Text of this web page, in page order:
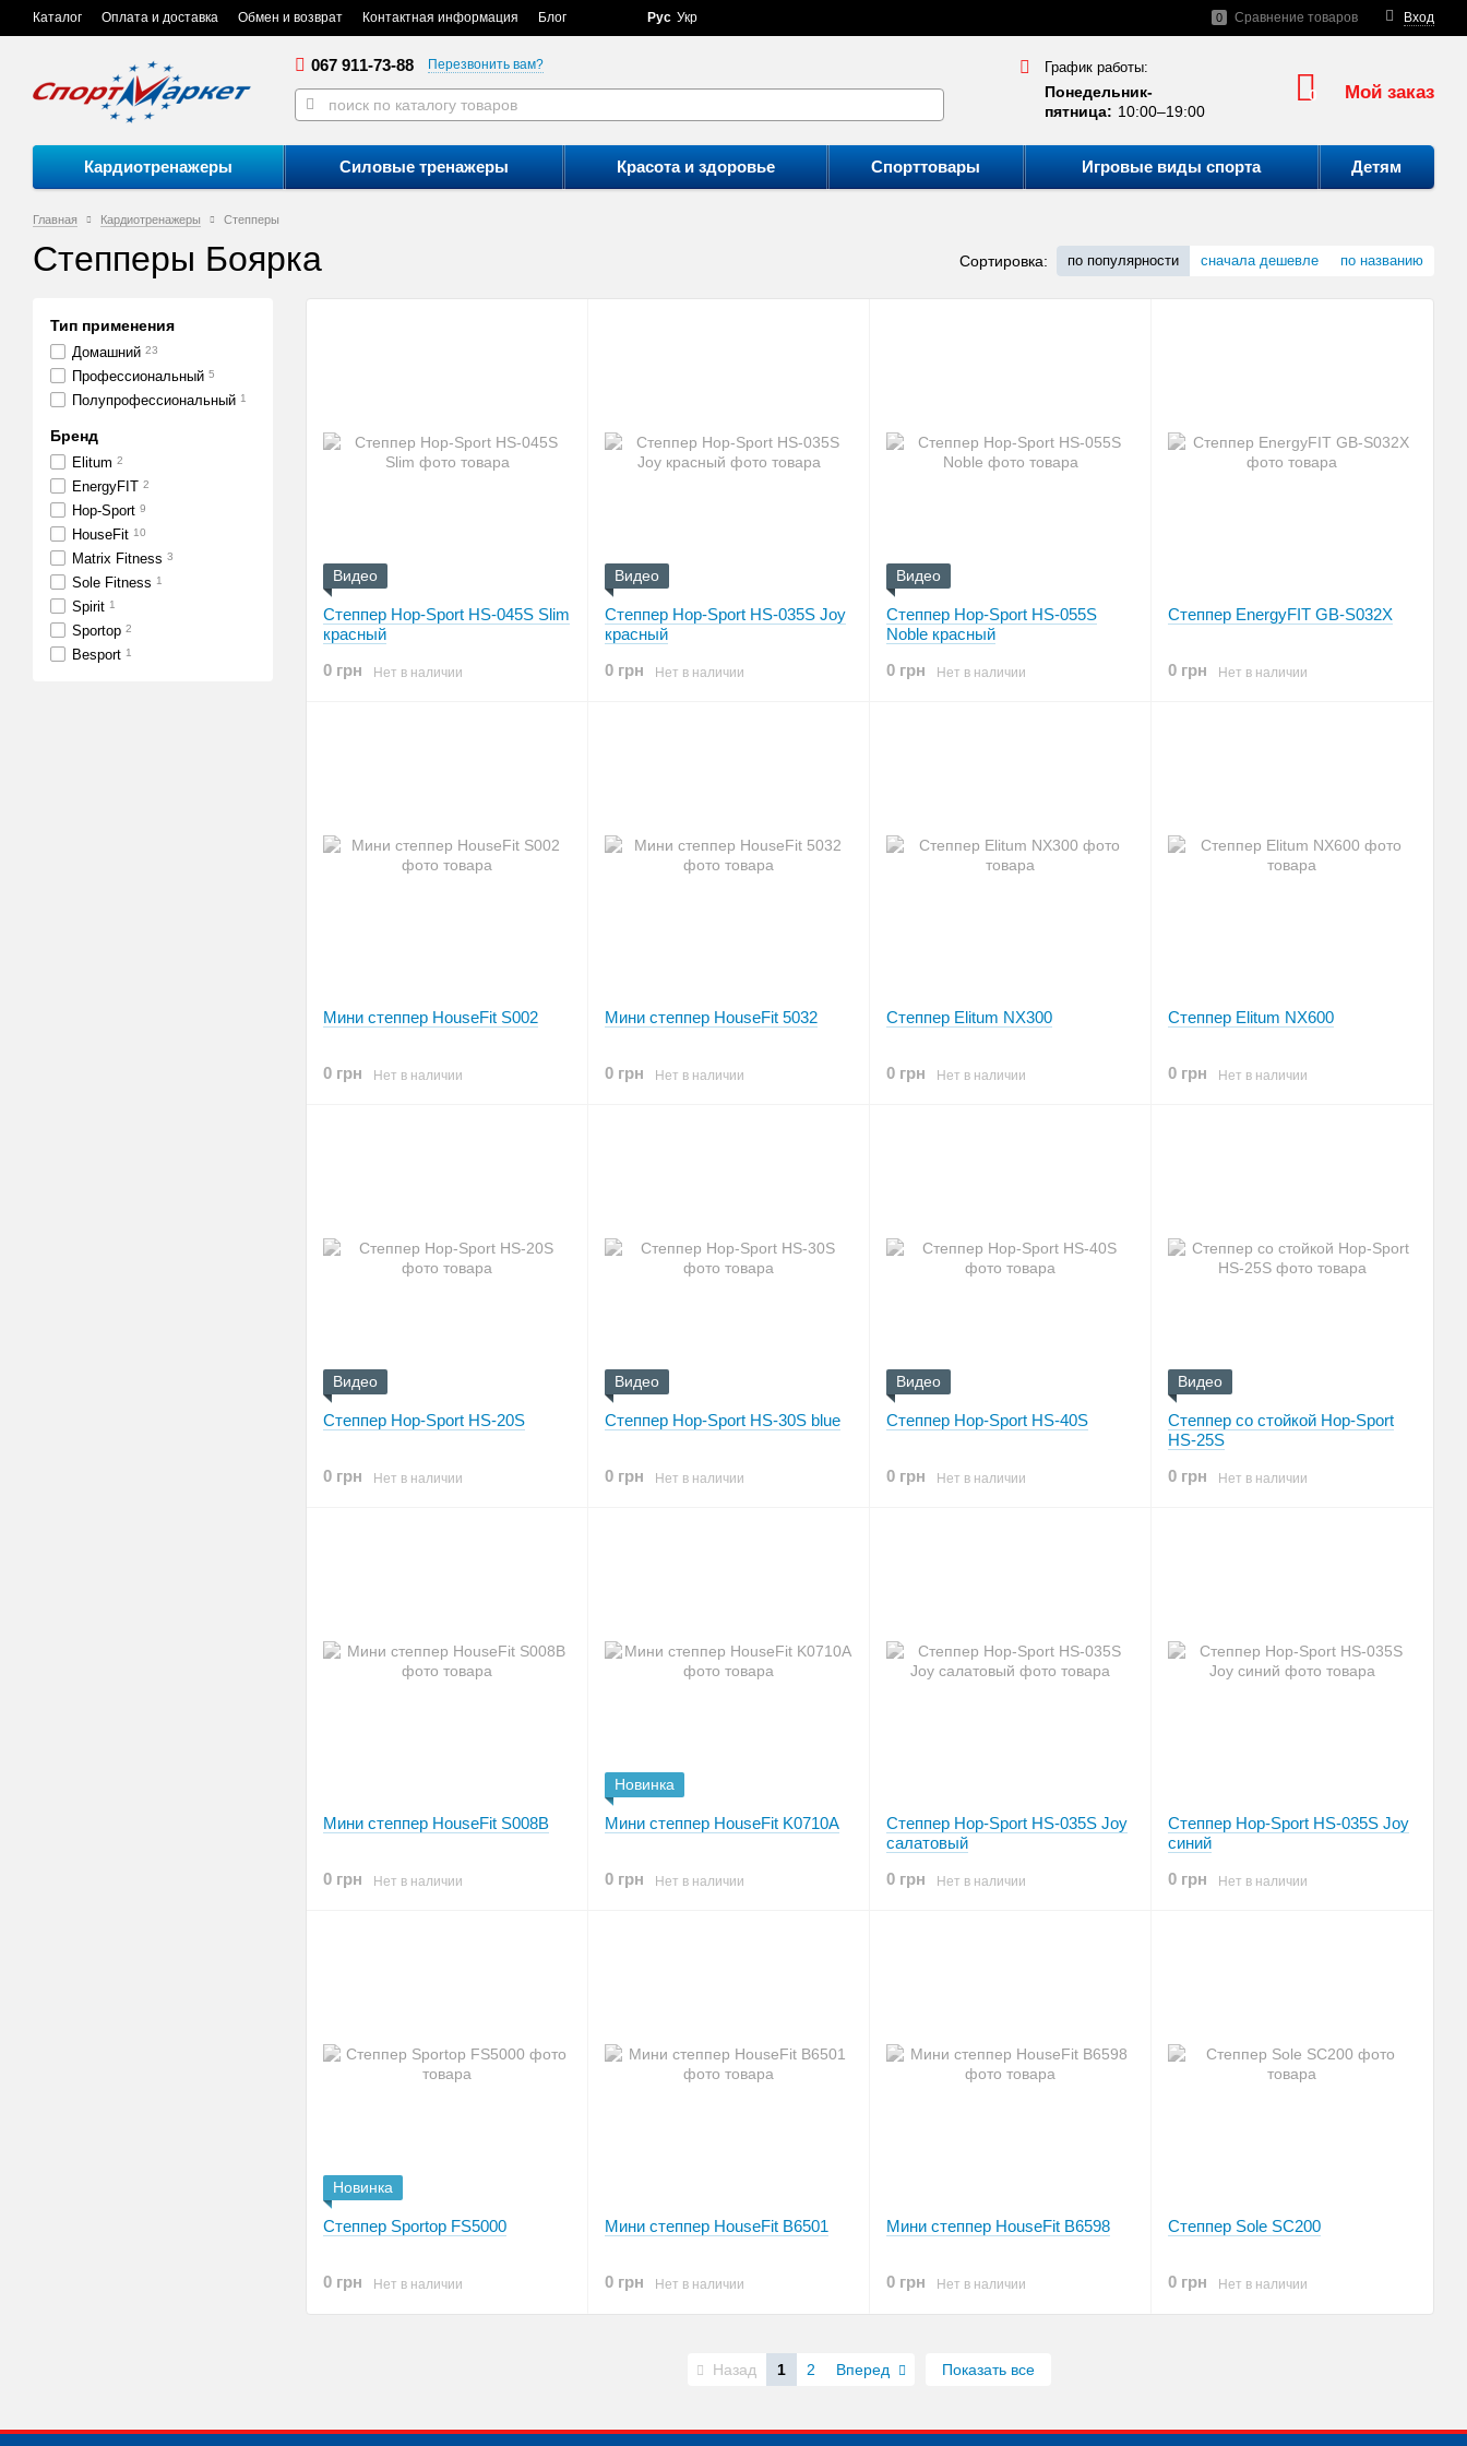
Каталог Оплата и доставка Обмен и возврат Контактная информация Блог Вход
0 Сравнение товаров
Рус Укр
067 911-73-88 Перезвонить вам? График работы:
Понедельник-
пятница: 10:00–19:00
0 Мой заказ
Кардиотренажеры Силовые тренажеры Красота и здоровье Спорттовары Игровые виды спорта Детям
Главная Кардиотренажеры Степперы
Степперы Боярка Сортировка: по популярности сначала дешевле по названию
Видео
Степпер Hop-Sport HS-045S Slim
красный
0 грн
Нет в наличии
Видео
Степпер Hop-Sport HS-035S Joy
красный
0 грн
Нет в наличии
Видео
Степпер Hop-Sport HS-055S
Noble красный
0 грн
Нет в наличии
Степпер EnergyFIT GB-S032X
0 грн Нет в наличии
Мини степпер HouseFit S002
0 грн Нет в наличии
Мини степпер HouseFit 5032
0 грн Нет в наличии
Степпер Elitum NX300
0 грн Нет в наличии
Степпер Elitum NX600
0 грн Нет в наличии
Видео
Степпер Hop-Sport HS-20S
0 грн Нет в наличии
Видео
Степпер Hop-Sport HS-30S blue
0 грн Нет в наличии
Видео
Степпер Hop-Sport HS-40S
0 грн Нет в наличии
Видео
Степпер со стойкой Hop-Sport
HS-25S
0 грн
Нет в наличии
Мини степпер HouseFit S008B
0 грн Нет в наличии
Новинка
Мини степпер HouseFit K0710A
0 грн Нет в наличии
Степпер Hop-Sport HS-035S Joy
салатовый
0 грн
Нет в наличии
Степпер Hop-Sport HS-035S Joy
синий
0 грн
Нет в наличии
Новинка
Степпер Sportop FS5000
0 грн Нет в наличии
Мини степпер HouseFit B6501
0 грн Нет в наличии
Мини степпер HouseFit B6598
0 грн Нет в наличии
Степпер Sole SC200
0 грн Нет в наличии
Назад 1 2 Вперед Показать все
Тип применения
Домашний 23
Профессиональный 5
Полупрофессиональный 1
Бренд
Elitum 2
EnergyFIT 2
Hop-Sport 9
HouseFit 10
Matrix Fitness 3
Sole Fitness 1
Spirit 1
Sportop 2
Besport 1